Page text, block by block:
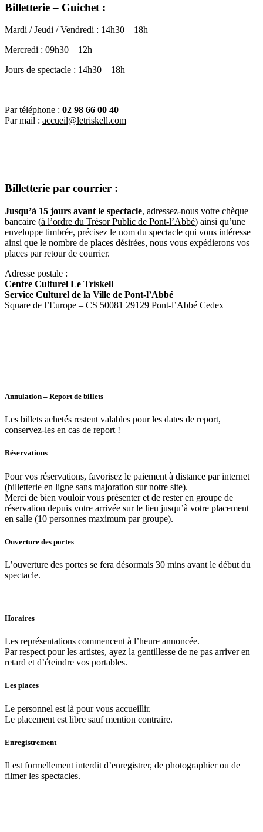
Billetterie – Guichet :
Mardi / Jeudi / Vendredi : 14h30 – 18h
Mercredi : 09h30 – 12h
Jours de spectacle : 14h30 – 18h
Par téléphone : 02 98 66 00 40
Par mail : accueil@letriskell.com
Billetterie par courrier :
Jusqu’à 15 jours avant le spectacle, adressez-nous votre chèque
bancaire (à l’ordre du Trésor Public de Pont-l’Abbé) ainsi qu’une
enveloppe timbrée, précisez le nom du spectacle qui vous intéresse
ainsi que le nombre de places désirées, nous vous expédierons vos
places par retour de courrier.
Adresse postale :
Centre Culturel Le Triskell
Service Culturel de la Ville de Pont-l’Abbé
Square de l’Europe – CS 50081 29129 Pont-l’Abbé Cedex
Annulation – Report de billets
Les billets achetés restent valables pour les dates de report,
conservez-les en cas de report !
Réservations
Pour vos réservations, favorisez le paiement à distance par internet
(billetterie en ligne sans majoration sur notre site).
Merci de bien vouloir vous présenter et de rester en groupe de
réservation depuis votre arrivée sur le lieu jusqu’à votre placement
en salle (10 personnes maximum par groupe).
Ouverture des portes
L’ouverture des portes se fera désormais 30 mins avant le début du
spectacle.
Horaires
Les représentations commencent à l’heure annoncée.
Par respect pour les artistes, ayez la gentillesse de ne pas arriver en
retard et d’éteindre vos portables.
Les places
Le personnel est là pour vous accueillir.
Le placement est libre sauf mention contraire.
Enregistrement
Il est formellement interdit d’enregistrer, de photographier ou de
filmer les spectacles.